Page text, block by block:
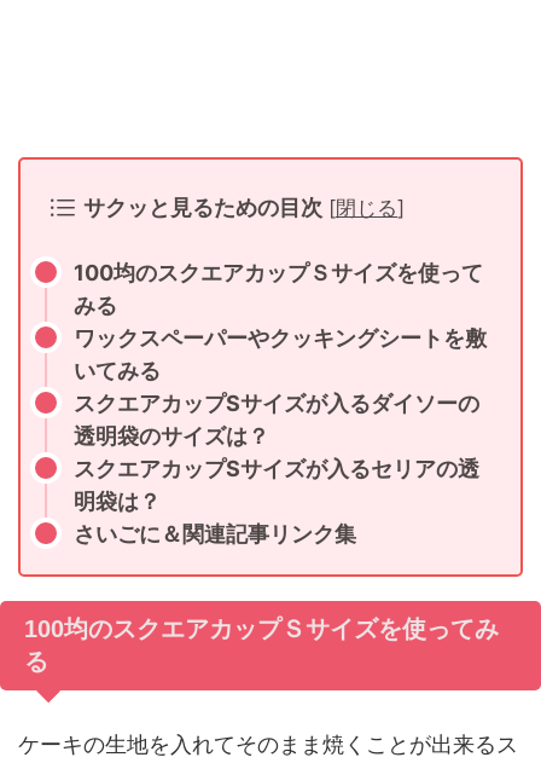
サクッと見るための目次 [閉じる]
100均のスクエアカップＳサイズを使って
みる
ワックスペーパーやクッキングシートを敷
いてみる
スクエアカップSサイズが入るダイソーの
透明袋のサイズは？
スクエアカップSサイズが入るセリアの透
明袋は？
さいごに＆関連記事リンク集
100均のスクエアカップＳサイズを使ってみ
る
ケーキの生地を入れてそのまま焼くことが出来るス